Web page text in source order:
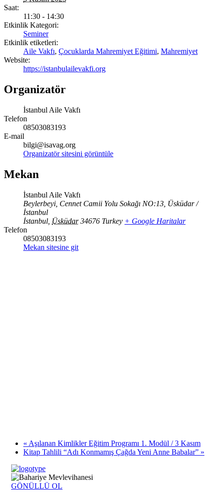
Saat:
11:30 - 14:30
Etkinlik Kategori:
Seminer
Etkinlik etiketleri:
Aile Vakfı, Çocuklarda Mahremiyet Eğitimi, Mahremiyet
Website:
https://istanbulailevakfi.org
Organizatör
İstanbul Aile Vakfı
Telefon
08503083193
E-mail
bilgi@isavag.org
Organizatör sitesini görüntüle
Mekan
İstanbul Aile Vakfı
Beylerbeyi, Cennet Camii Yolu Sokağı NO:13, Üsküdar /
İstanbul
İstanbul Üsküdar 34676 Turkey + Google Haritalar
Telefon
08503083193
Mekan sitesine git
« Aşılanan Kimlikler Eğitim Programı 1. Modül / 3 Kasım
Kitap Tahlili “Adı Konmamış Çağda Yeni Anne Babalar” »
GÖNÜLLÜ OL